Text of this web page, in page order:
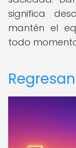
significa
mantén el
todo